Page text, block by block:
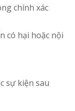
chính xác
có hại hoặc nội
sự kiện sau